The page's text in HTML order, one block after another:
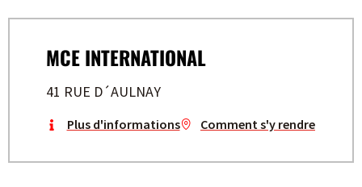
MCE INTERNATIONAL
41 RUE D´AULNAY
Plus d'informations Comment s'y rendre